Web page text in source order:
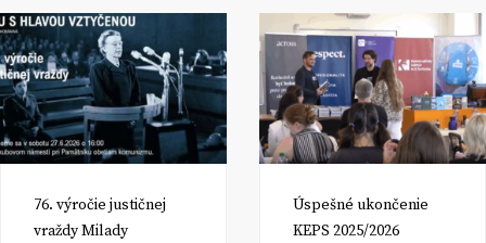
76. výročie justičnej
vraždy Milady
Úspešné ukončenie
KEPS 2025/2026